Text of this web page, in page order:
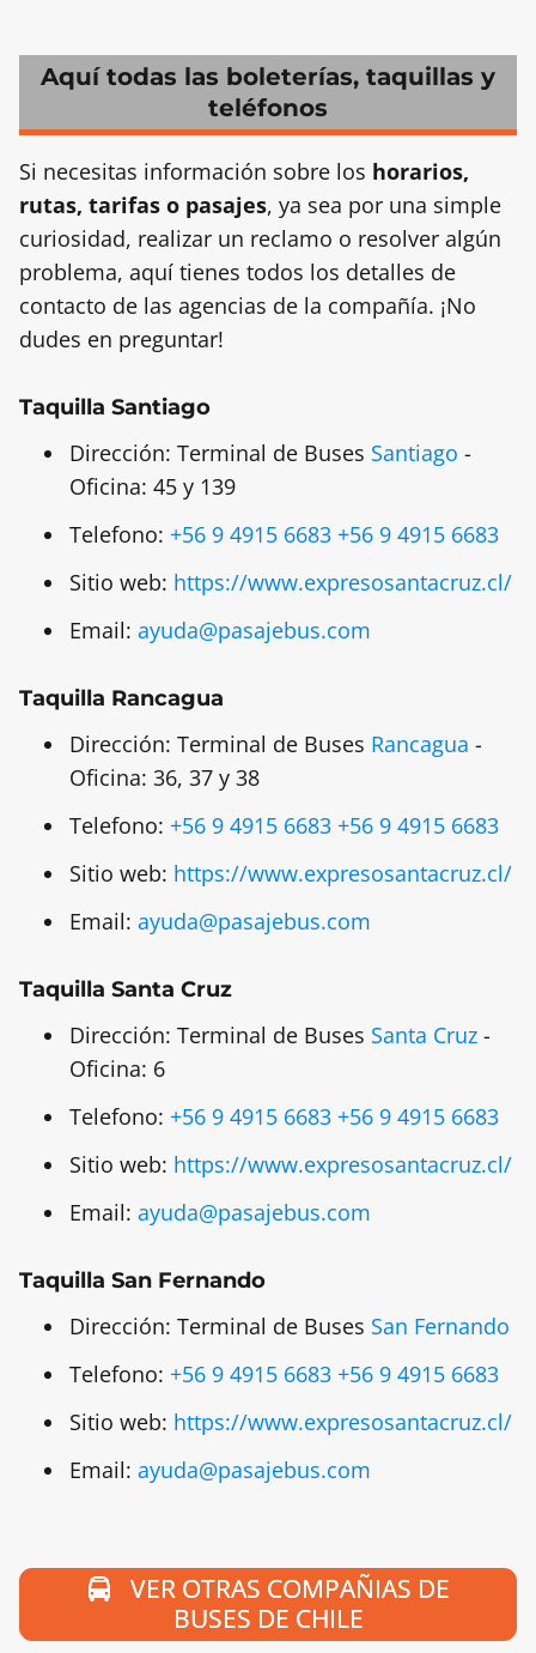
Aquí todas las boleterías, taquillas y
teléfonos
Si necesitas información sobre los horarios,
rutas, tarifas o pasajes, ya sea por una simple
curiosidad, realizar un reclamo o resolver algún
problema, aquí tienes todos los detalles de
contacto de las agencias de la compañía. ¡No
dudes en preguntar!
Taquilla Santiago
Dirección: Terminal de Buses Santiago -
Oficina: 45 y 139
Telefono: +56 9 4915 6683 +56 9 4915 6683
Sitio web: https://www.expresosantacruz.cl/
Email: ayuda@pasajebus.com
Taquilla Rancagua
Dirección: Terminal de Buses Rancagua -
Oficina: 36, 37 y 38
Telefono: +56 9 4915 6683 +56 9 4915 6683
Sitio web: https://www.expresosantacruz.cl/
Email: ayuda@pasajebus.com
Taquilla Santa Cruz
Dirección: Terminal de Buses Santa Cruz -
Oficina: 6
Telefono: +56 9 4915 6683 +56 9 4915 6683
Sitio web: https://www.expresosantacruz.cl/
Email: ayuda@pasajebus.com
Taquilla San Fernando
Dirección: Terminal de Buses San Fernando
Telefono: +56 9 4915 6683 +56 9 4915 6683
Sitio web: https://www.expresosantacruz.cl/
Email: ayuda@pasajebus.com
VER OTRAS COMPAÑIAS DE
BUSES DE CHILE